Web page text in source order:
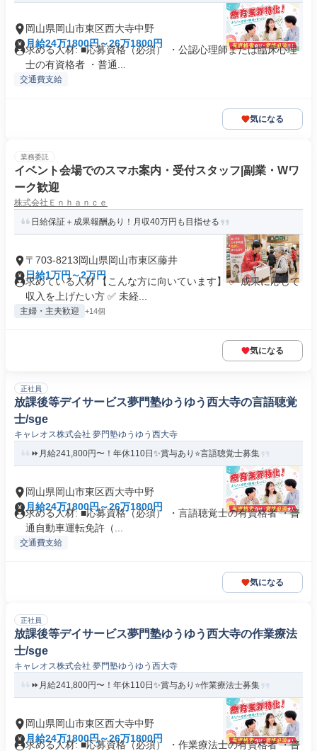
岡山県岡山市東区西大寺中野
月給24万1800円～26万1800円
求める人材: ■応募資格（必須） ・公認心理師または臨床心理
士の有資格者 ・普通...
交通費支給
気になる
業務委託
イベント会場でのスマホ案内・受付スタッフ|副業・Wワ
ーク歓迎
株式会社Ｅｎｈａｎｃｅ
日給保証＋成果報酬あり！月収40万円も目指せる
〒703-8213岡山県岡山市東区藤井
日給1万円～2万円
求めている人材 【こんな方に向いています】 ✅ 成果に応じて
収入を上げたい方 ✅ 未経...
主婦・主夫歓迎 +14個
気になる
正社員
放課後等デイサービス夢門塾ゆうゆう西大寺の言語聴覚
士/sge
キャレオス株式会社 夢門塾ゆうゆう西大寺
⏩️月給241,800円〜！年休110日✨️賞与あり⭐言語聴覚士募集
岡山県岡山市東区西大寺中野
月給24万1800円～26万1800円
求める人材: ■応募資格（必須） ・言語聴覚士の有資格者 ・普
通自動車運転免許（...
交通費支給
気になる
正社員
放課後等デイサービス夢門塾ゆうゆう西大寺の作業療法
士/sge
キャレオス株式会社 夢門塾ゆうゆう西大寺
⏩️月給241,800円〜！年休110日✨️賞与あり⭐作業療法士募集
岡山県岡山市東区西大寺中野
月給24万1800円～26万1800円
求める人材: ■応募資格（必須） ・作業療法士の有資格者 ・普